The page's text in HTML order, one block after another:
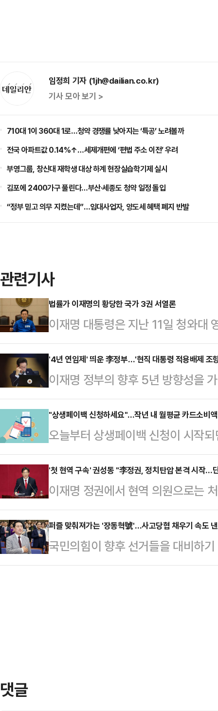
임정희 기자 (1jh@dailian.co.kr)
기사 모아 보기 >
710대 1이 360대 1로…청약 경쟁률 낮아지는 ‘특공’ 노려볼까
전국 아파트값 0.14%↑…세제개편에 ‘편법 주소 이전’ 우려
부영그룹, 창신대 재학생 대상 하계 현장실습학기제 실시
김포에 2400가구 풀린다…부산·세종도 청약 일정 돌입
“정부 믿고 의무 지켰는데”…임대사업자, 양도세 혜택 폐지 반발
관련기사
법률가 이재명의 황당한 국가 3권 서열론
이재명 대통령은 지난 11일 청와대
졌다. 가장 인상적이었던 장면은 이
란에 대한 그의 반응이었다.“사법
양심에 따라서 판단하는 거예요.
가 정하는 법은 절대 불가침의 영역
한 구조, 그러니까 국회가 정하는
권한을 행사할 수 있다는 말인데,
슬리다가 안 통하…
'4년 연임제' 띄운 李정부…'현직 대통령 적용배제 조
이재명 정부의 향후 5년 방향성을
다. 권력기관 개혁부터 전시작전통
고삐를 당기는 모양새다. 특히 구체
서, 추진 의지를 재확인했다. 다만
내는 탓에 개헌 논의까진 진통이 예
에서 국무회의를 열어 '국정과제 관
청사진을 제시한 국정기획위원회
검토 …
"상생페이백 신청하세요"...작년 내 월평균 카드소비
오늘부터 상생페이백 신청이 시작
을 확인하는 방법에 관심이 쏠리고
드소비액을 미리 확인해야 한다. 지
정확하게 알아야 혜택 규모를 가늠
세청 홈택스에서 확인할 수 있다.
뒤 메인 화면 상단 메뉴 탭에서 [장
화]→[소득 세액 공제 자료 조회]를
튼을 클릭하면 된다…
'첫 현역 구속' 권성동 "李정권, 정치탄압 본격 시작…
이재명 정권에서 현역 의원으로는
정부·여당의 정치탄압이 본격화된
기로 잘 이겨내 주시길 바란다"고
스북에 "이재명 정권과 민주당의
속은 첫 번째 신호탄"이라며 이같
퍼즐 맞춰져가는 '장동혁號'…사고당협 채우기 속도
국민의힘이 향후 선거들을 대비하
당협위원장들을 채워 내년 지방선
댓글